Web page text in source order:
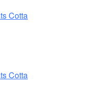
Cotta
Cotta